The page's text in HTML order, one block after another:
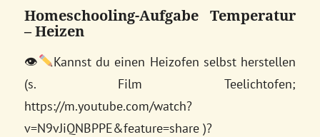
Homeschooling-Aufgabe Temperatur
– Heizen
👁
Kannst du einen Heizofen selbst herstellen
(s. Film Teelichtofen;
https://m.youtube.com/watch?
v=N9vJiQNBPPE&feature=share )?